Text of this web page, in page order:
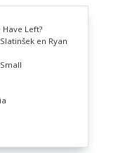
Left?
en Ryan